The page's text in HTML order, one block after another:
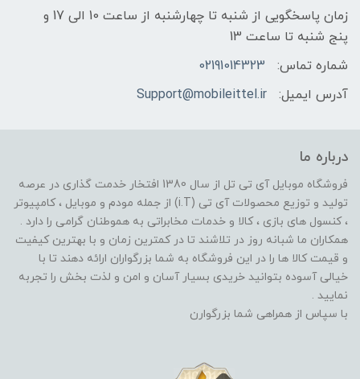
زمان پاسخگویی از شنبه تا چهارشنبه از ساعت 10 الی 17 و
پنج شنبه تا ساعت 13
شماره تماس:
02191014323
آدرس ایمیل:
Support@mobileittel.ir
درباره ما
فروشگاه موبایل آی تی تل از سال 1380 افتخار خدمت گذاری در عرصه
تولید و توزیع محصولات آی تی (i.T) از جمله مودم و موبایل ، کامپیوتر
، کنسول های بازی ، کالا و خدمات مخابراتی به هموطنان گرامی را دارد .
همکاران ما شبانه روز در تلاشند تا در کمترین زمان و با بهترین کیفیت
و قیمت کالا ها را در این فروشگاه به شما بزرگواران ارائه دهند تا با
خیالی آسوده بتوانید خریدی بسیار آسان و امن و لذت بخش را تجربه
نمایید .
با سپاس از همراهی شما بزرگوارن